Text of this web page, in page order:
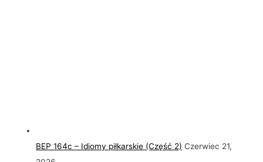
BEP 164c – Idiomy piłkarskie (Część 2) Czerwiec 21,